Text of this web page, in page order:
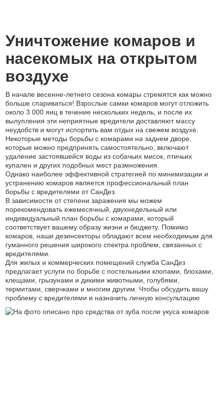
Уничтожение комаров и
насекомых на открытом
воздухе
В начале весенне-летнего сезона комары стремятся как можно
больше спариваться! Взрослые самки комаров могут отложить
около 3 000 яиц в течение нескольких недель, и после их
вылупления эти неприятные вредители доставляют массу
неудобств и могут испортить вам отдых на свежем воздухе.
Некоторые методы борьбы с комарами на заднем дворе,
которые можно предпринять самостоятельно, включают
удаление застоявшейся воды из собачьих мисок, птичьих
купален и других подобных мест размножения.
Однако наиболее эффективной стратегией по минимизации и
устранению комаров является профессиональный план
борьбы с вредителями от СанДез.
В зависимости от степени заражения мы можем
порекомендовать ежемесячный, двухнедельный или
индивидуальный план борьбы с комарами, который
соответствует вашему образу жизни и бюджету. Помимо
комаров, наши дезинсекторы обладают всем необходимым для
гуманного решения широкого спектра проблем, связанных с
вредителями.
Для жилых и коммерческих помещений служба СанДез
предлагает услуги по борьбе с постельными клопами, блохами,
клещами, грызунами и дикими животными, голубями,
термитами, сверчками и многим другим. Чтобы обсудить вашу
проблему с вредителями и назначить личную консультацию